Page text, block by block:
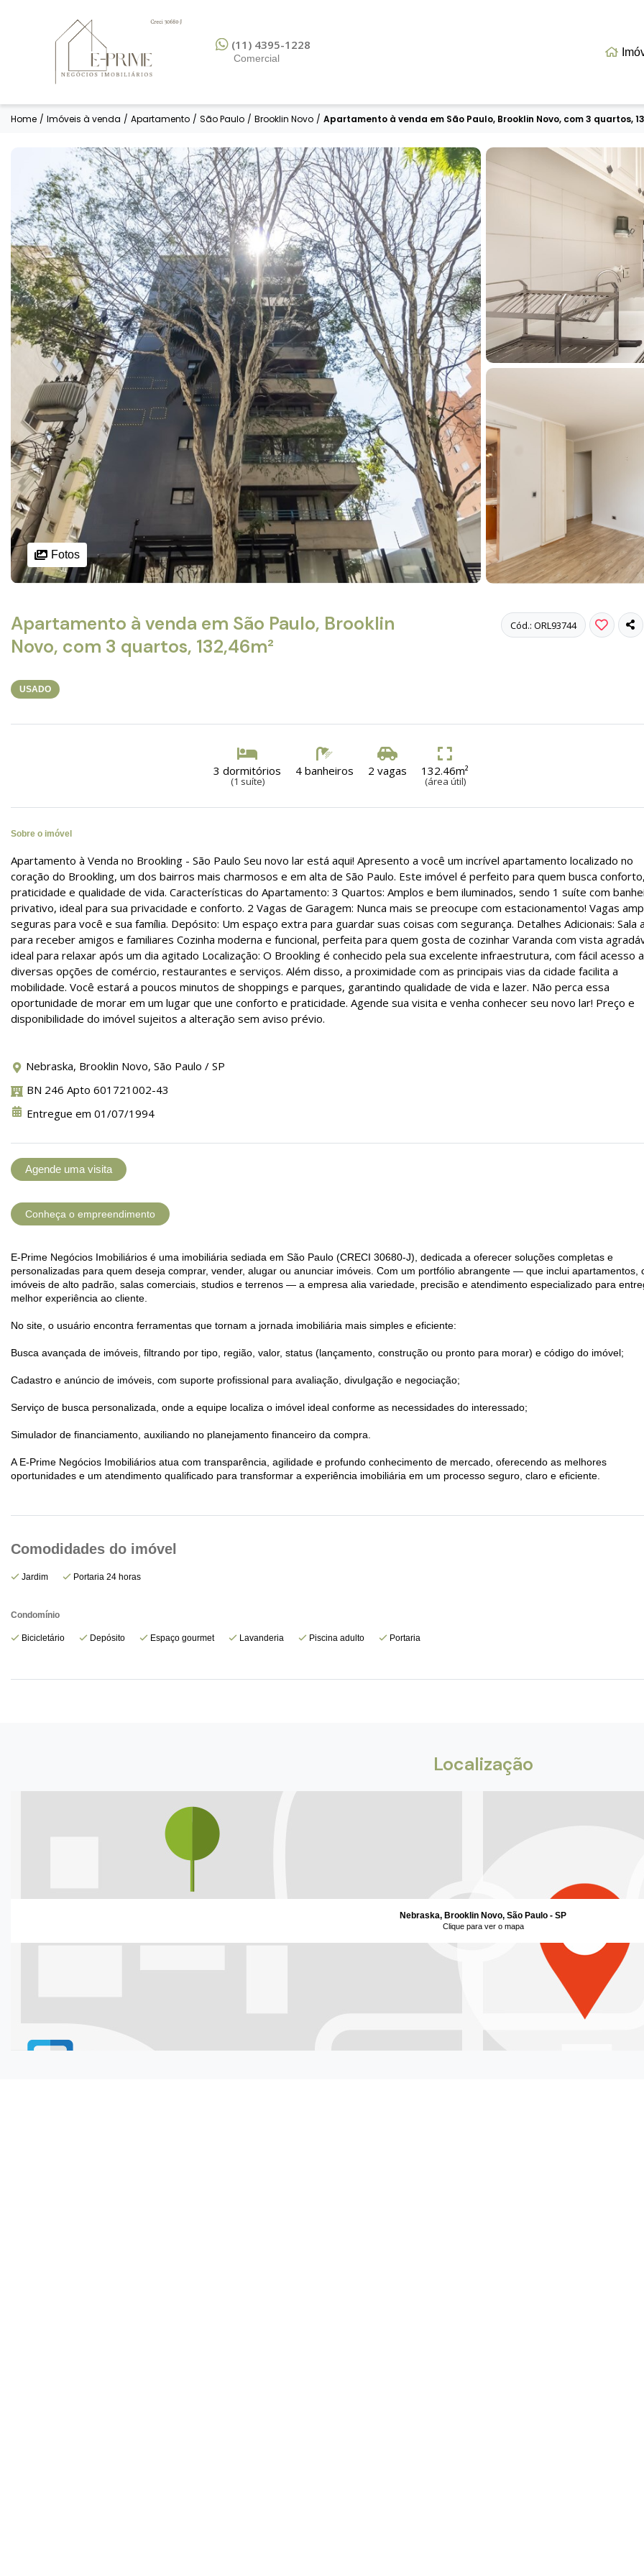
(11) 4395-1228
Comercial
Home / Imóveis à venda / Apartamento / São Paulo / Brooklin Novo / Apartamento à venda em São Paulo, Brooklin Novo, com 3 quartos,
Fotos
Cód.: ORL93744
Apartamento à venda em São Paulo, Brooklin
Novo, com 3 quartos, 132,46m²
USADO
3 dormitórios
(1 suíte)
4 banheiros 2 vagas 132.46m²
(área útil)
Sobre o imóvel
Apartamento à Venda no Brookling - São Paulo Seu novo lar está aqui! Apresento a você um incrível apartamento localizado no
coração do Brookling, um dos bairros mais charmosos e em alta de São Paulo. Este imóvel é perfeito para quem busca conforto,
praticidade e qualidade de vida. Características do Apartamento: 3 Quartos: Amplos e bem iluminados, sendo 1 suíte com
privativo, ideal para sua privacidade e conforto. 2 Vagas de Garagem: Nunca mais se preocupe com estacionamento! Vagas
seguras para você e sua família. Depósito: Um espaço extra para guardar suas coisas com segurança. Detalhes Adicionais: Sala
para receber amigos e familiares Cozinha moderna e funcional, perfeita para quem gosta de cozinhar Varanda com vista
ideal para relaxar após um dia agitado Localização: O Brookling é conhecido pela sua excelente infraestrutura, com fácil acesso a
diversas opções de comércio, restaurantes e serviços. Além disso, a proximidade com as principais vias da cidade facilita a
mobilidade. Você estará a poucos minutos de shoppings e parques, garantindo qualidade de vida e lazer. Não perca essa
oportunidade de morar em um lugar que une conforto e praticidade. Agende sua visita e venha conhecer seu novo lar! Preço e
disponibilidade do imóvel sujeitos a alteração sem aviso prévio.
Nebraska, Brooklin Novo, São Paulo / SP
BN 246 Apto 601721002-43
Entregue em 01/07/1994
Agende uma visita
Conheça o empreendimento
E-Prime Negócios Imobiliários é uma imobiliária sediada em São Paulo (CRECI 30680-J), dedicada a oferecer soluções completas e
personalizadas para quem deseja comprar, vender, alugar ou anunciar imóveis. Com um portfólio abrangente — que inclui apartamentos,
imóveis de alto padrão, salas comerciais, studios e terrenos — a empresa alia variedade, precisão e atendimento especializado para
melhor experiência ao cliente.
No site, o usuário encontra ferramentas que tornam a jornada imobiliária mais simples e eficiente:
Busca avançada de imóveis, filtrando por tipo, região, valor, status (lançamento, construção ou pronto para morar) e código do imóvel;
Cadastro e anúncio de imóveis, com suporte profissional para avaliação, divulgação e negociação;
Serviço de busca personalizada, onde a equipe localiza o imóvel ideal conforme as necessidades do interessado;
Simulador de financiamento, auxiliando no planejamento financeiro da compra.
A E-Prime Negócios Imobiliários atua com transparência, agilidade e profundo conhecimento de mercado, oferecendo as melhores
oportunidades e um atendimento qualificado para transformar a experiência imobiliária em um processo seguro, claro e eficiente.
Jardim Portaria 24 horas
Condomínio
Bicicletário Depósito Espaço gourmet Lavanderia Piscina adulto Portaria
Localização
Nebraska, Brooklin Novo, São Paulo - SP
Clique para ver o mapa